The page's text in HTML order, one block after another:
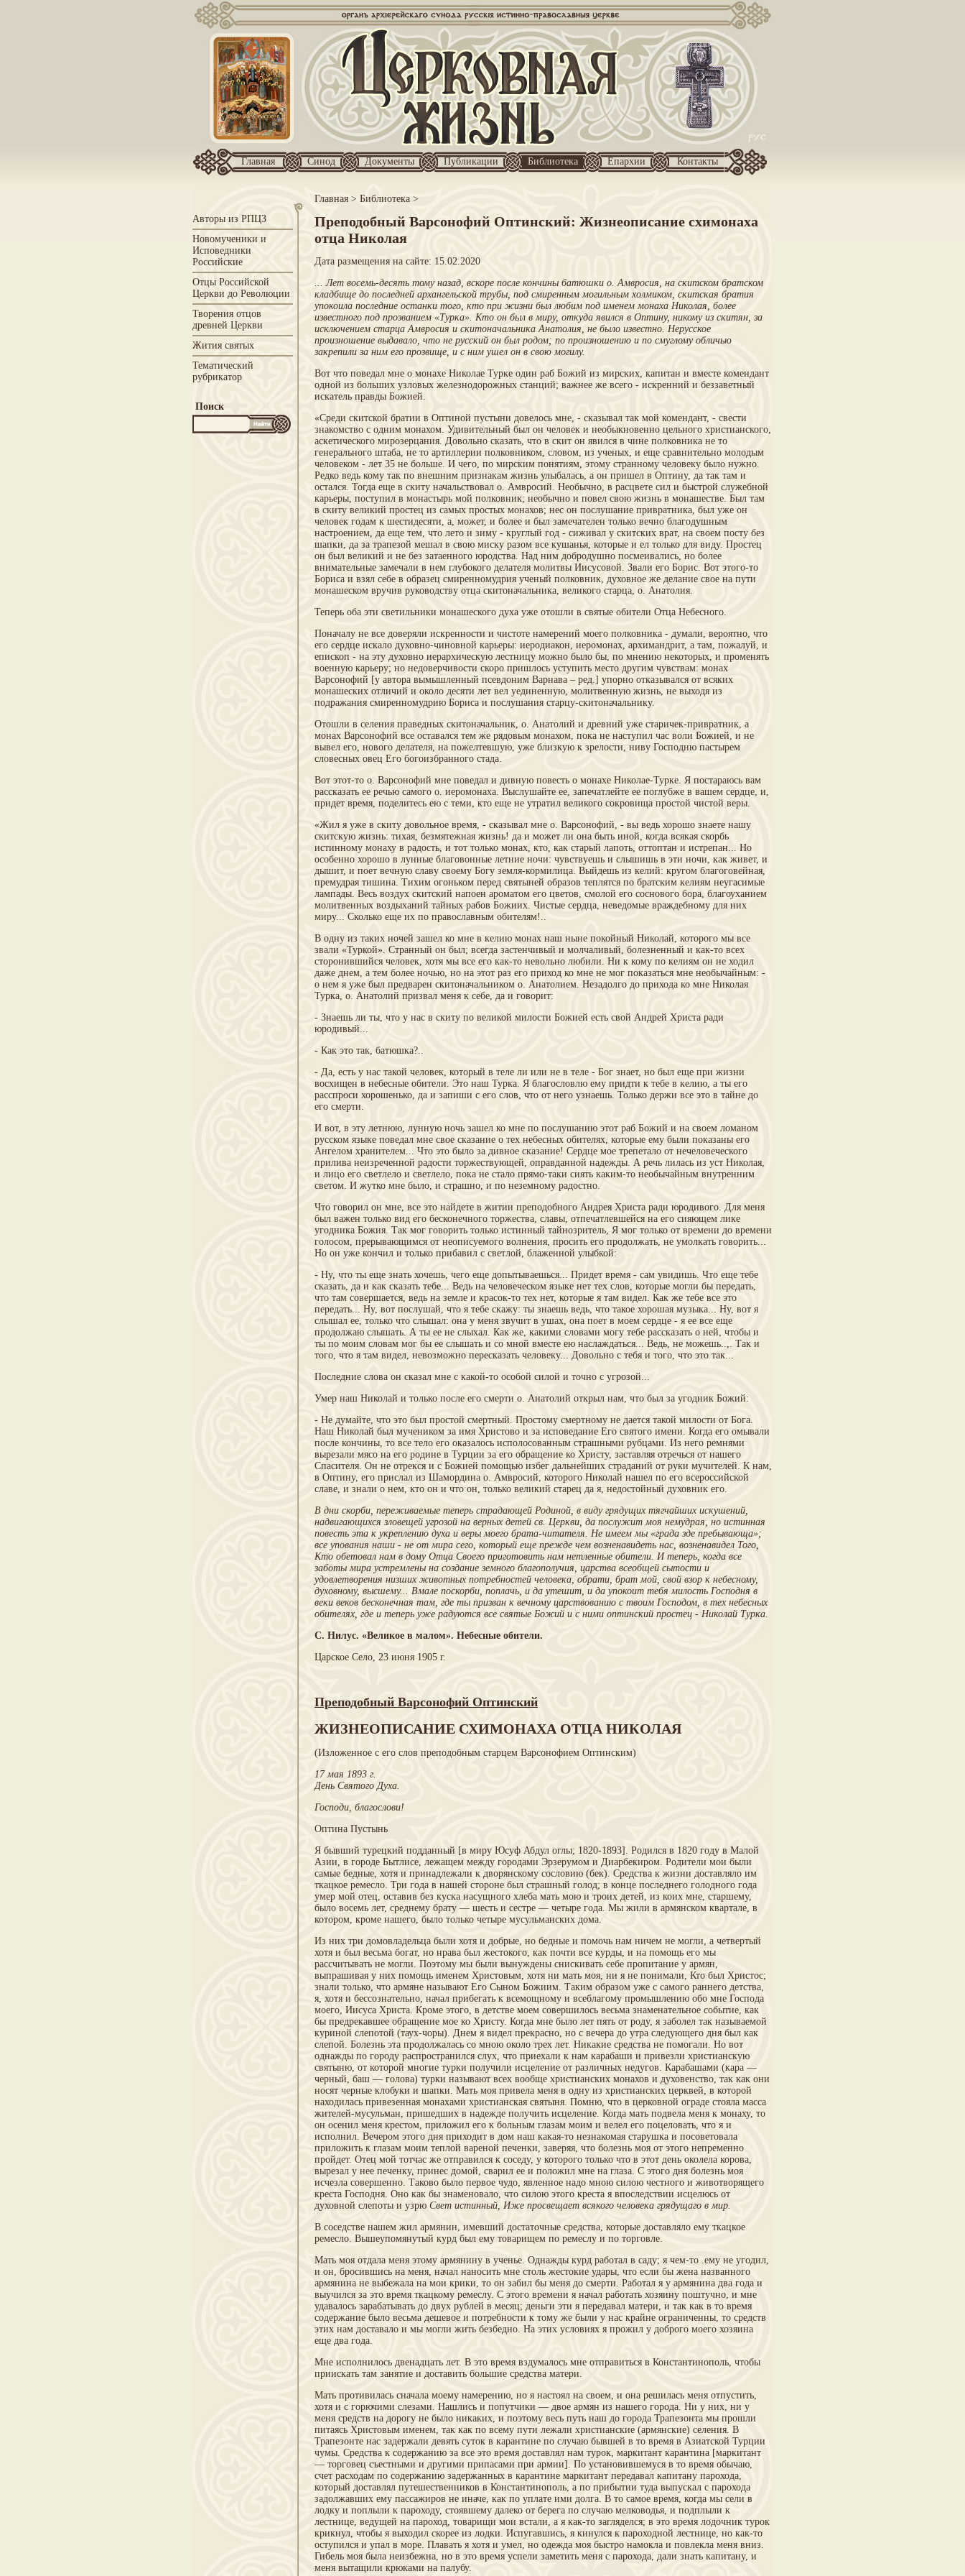
Главная Синод Документы Публикации Библиотека Епархии Контакты
Главная> Библиотека >
Авторы из РПЦЗ
Новомученики и
Исповедники
Российские
Отцы Российской
Церкви до Революции
Творения отцов
древней Церкви
Жития святых
Тематический
рубрикатор
Поиск
Преподобный Варсонофий Оптинский: Жизнеописание схимонаха
отца Николая
Дата размещения на сайте: 15.02.2020
... Лет восемь-десять тому назад, вскоре после кончины батюшки о. Амвросия, на скитском братском
кладбище до последней архангельской трубы, под смиренным могильным холмиком, скитская братия
упокоила последние останки того, кто при жизни был любим под именем монаха Николая, более
известного под прозванием «Турка». Кто он был в миру, откуда явился в Оптину, никому из скитян, за
исключением старца Амвросия и скитоначальника Анатолия, не было известно. Нерусское
произношение выдавало, что не русский он был родом; по произношению и по смуглому обличью
закрепили за ним его прозвище, и с ним ушел он в свою могилу.
Вот что поведал мне о монахе Николае Турке один раб Божий из мирских, капитан и вместе комендант
одной из больших узловых железнодорожных станций; важнее же всего - искренний и беззаветный
искатель правды Божией.
«Среди скитской братии в Оптиной пустыни довелось мне, - сказывал так мой комендант, - свести
знакомство с одним монахом. Удивительный был он человек и необыкновенно цельного христианского,
аскетического мирозерцания. Довольно сказать, что в скит он явился в чине полковника не то
генерального штаба, не то артиллерии полковником, словом, из ученых, и еще сравнительно молодым
человеком - лет 35 не больше. И чего, по мирским понятиям, этому странному человеку было нужно.
Редко ведь кому так по внешним признакам жизнь улыбалась, а он пришел в Оптину, да так там и
остался. Тогда еще в скиту начальствовал о. Амвросий. Необычно, в расцвете сил и быстрой служебной
карьеры, поступил в монастырь мой полковник; необычно и повел свою жизнь в монашестве. Был там
в скиту великий простец из самых простых монахов; нес он послушание привратника, был уже он
человек годам к шестидесяти, а, может, и более и был замечателен только вечно благодушным
настроением, да еще тем, что лето и зиму - круглый год - сиживал у скитских врат, на своем посту без
шапки, да за трапезой мешал в свою миску разом все кушанья, которые и ел только для виду. Простец
он был великий и не без затаенного юродства. Над ним добродушно посмеивались, но более
внимательные замечали в нем глубокого делателя молитвы Иисусовой. Звали его Борис. Вот этого-то
Бориса и взял себе в образец смиренномудрия ученый полковник, духовное же делание свое на пути
монашеском вручив руководству отца скитоначальника, великого старца, о. Анатолия.
Теперь оба эти светильники монашеского духа уже отошли в святые обители Отца Небесного.
Поначалу не все доверяли искренности и чистоте намерений моего полковника - думали, вероятно, что
его сердце искало духовно-чиновной карьеры: иеродиакон, иеромонах, архимандрит, а там, пожалуй, и
епископ - на эту духовно иерархическую лестницу можно было бы, по мнению некоторых, и променять
военную карьеру; но недоверчивости скоро пришлось уступить место другим чувствам: монах
Варсонофий [у автора вымышленный псевдоним Варнава – ред.] упорно отказывался от всяких
монашеских отличий и около десяти лет вел уединенную, молитвенную жизнь, не выходя из
подражания смиренномудрию Бориса и послушания старцу-скитоначальнику.
Отошли в селения праведных скитоначальник, о. Анатолий и древний уже старичек-привратник, а
монах Варсонофий все оставался тем же рядовым монахом, пока не наступил час воли Божией, и не
вывел его, нового делателя, на пожелтевшую, уже близкую к зрелости, ниву Господню пастырем
словесных овец Его богоизбранного стада.
Вот этот-то о. Варсонофий мне поведал и дивную повесть о монахе Николае-Турке. Я постараюсь вам
рассказать ее речью самого о. иеромонаха. Выслушайте ее, запечатлейте ее поглубже в вашем сердце, и,
придет время, поделитесь ею с теми, кто еще не утратил великого сокровища простой чистой веры.
«Жил я уже в скиту довольное время, - сказывал мне о. Варсонофий, - вы ведь хорошо знаете нашу
скитскую жизнь: тихая, безмятежная жизнь! да и может ли она быть иной, когда всякая скорбь
истинному монаху в радость, и тот только монах, кто, как старый лапоть, оттоптан и истрепан... Но
особенно хорошо в лунные благовонные летние ночи: чувствуешь и слышишь в эти ночи, как живет, и
дышит, и поет вечную славу своему Богу земля-кормилица. Выйдешь из келий: кругом благоговейная,
премудрая тишина. Тихим огоньком перед святыней образов теплятся по братским келиям неугасимые
лампады. Весь воздух скитский напоен ароматом его цветов, смолой его соснового бора, благоуханием
молитвенных воздыханий тайных рабов Божиих. Чистые сердца, неведомые враждебному для них
миру... Сколько еще их по православным обителям!..
В одну из таких ночей зашел ко мне в келию монах наш ныне покойный Николай, которого мы все
звали «Туркой». Странный он был; всегда застенчивый и молчаливый, болезненный и как-то всех
сторонившийся человек, хотя мы все его как-то невольно любили. Ни к кому по келиям он не ходил
даже днем, а тем более ночью, но на этот раз его приход ко мне не мог показаться мне необычайным: -
о нем я уже был предварен скитоначальником о. Анатолием. Незадолго до прихода ко мне Николая
Турка, о. Анатолий призвал меня к себе, да и говорит:
- Знаешь ли ты, что у нас в скиту по великой милости Божией есть свой Андрей Христа ради
юродивый...
- Как это так, батюшка?..
- Да, есть у нас такой человек, который в теле ли или не в теле - Бог знает, но был еще при жизни
восхищен в небесные обители. Это наш Турка. Я благословлю ему придти к тебе в келию, а ты его
расспроси хорошенько, да и запиши с его слов, что от него узнаешь. Только держи все это в тайне до
его смерти.
И вот, в эту летнюю, лунную ночь зашел ко мне по послушанию этот раб Божий и на своем ломаном
русском языке поведал мне свое сказание о тех небесных обителях, которые ему были показаны его
Ангелом хранителем... Что это было за дивное сказание! Сердце мое трепетало от нечеловеческого
прилива неизреченной радости торжествующей, оправданной надежды. А речь лилась из уст Николая,
и лицо его светлело и светлело, пока не стало прямо-таки сиять каким-то необычайным внутренним
светом. И жутко мне было, и страшно, и по неземному радостно.
Что говорил он мне, все это найдете в житии преподобного Андрея Христа ради юродивого. Для меня
был важен только вид его бесконечного торжества, славы, отпечатлевшейся на его сияющем лике
угодника Божия. Так мог говорить только истинный тайнозритель, Я мог только от времени до времени
голосом, прерывающимся от неописуемого волнения, просить его продолжать, не умолкать говорить...
Но он уже кончил и только прибавил с светлой, блаженной улыбкой:
- Ну, что ты еще знать хочешь, чего еще допытываешься... Придет время - сам увидишь. Что еще тебе
сказать, да и как сказать тебе... Ведь на человеческом языке нет тех слов, которые могли бы передать,
что там совершается, ведь на земле и красок-то тех нет, которые я там видел. Как же тебе все это
передать... Ну, вот послушай, что я тебе скажу: ты знаешь ведь, что такое хорошая музыка... Ну, вот я
слышал ее, только что слышал: она у меня звучит в ушах, она поет в моем сердце - я ее все еще
продолжаю слышать. А ты ее не слыхал. Как же, какими словами могу тебе рассказать о ней, чтобы и
ты по моим словам мог бы ее слышать и со мной вместе ею наслаждаться... Ведь, не можешь..,. Так и
того, что я там видел, невозможно пересказать человеку... Довольно с тебя и того, что это так...
Последние слова он сказал мне с какой-то особой силой и точно с угрозой...
Умер наш Николай и только после его смерти о. Анатолий открыл нам, что был за угодник Божий:
- Не думайте, что это был простой смертный. Простому смертному не дается такой милости от Бога.
Наш Николай был мучеником за имя Христово и за исповедание Его святого имени. Когда его омывали
после кончины, то все тело его оказалось исполосованным страшными рубцами. Из него ремнями
вырезали мясо на его родине в Турции за его обращение ко Христу, заставляя отречься от нашего
Спасителя. Он не отрекся и с Божией помощью избег дальнейших страданий от руки мучителей. К нам,
в Оптину, его прислал из Шамордина о. Амвросий, которого Николай нашел по его всероссийской
славе, и знали о нем, кто он и что он, только великий старец да я, недостойный духовник его.
В дни скорби, переживаемые теперь страдающей Родиной, в виду грядущих тягчайших искушений,
надвигающихся зловещей угрозой на верных детей св. Церкви, да послужит моя немудрая, но истинная
повесть эта к укреплению духа и веры моего брата-читателя. Не имеем мы «града зде пребывающа»;
все упования наши - не от мира сего, который еще прежде чем возненавидеть нас, возненавидел Того,
Кто обетовал нам в дому Отца Своего приготовить нам нетленные обители. И теперь, когда все
заботы мира устремлены на создание земного благополучия, царства всеобщей сытости и
удовлетворения низших животных потребностей человека, обрати, брат мой, свой взор к небесному,
духовному, высшему... Вмале поскорби, поплачь, и да утешит, и да упокоит тебя милость Господня в
веки веков бесконечная там, где ты призван к вечному царствованию с твоим Господом, в тех небесных
обителях, где и теперь уже радуются все святые Божий и с ними оптинский простец - Николай Турка.
С. Нилус. «Великое в малом». Небесные обители.
Царское Село, 23 июня 1905 г.
Преподобный Варсонофий Оптинский
ЖИЗНЕОПИСАНИЕ СХИМОНАХА ОТЦА НИКОЛАЯ
(Изложенное с его слов преподобным старцем Варсонофием Оптинским)
17 мая 1893 г.
День Святого Духа.
Господи, благослови!
Оптина Пустынь
Я бывший турецкий подданный [в миру Юсуф Абдул оглы; 1820-1893]. Родился в 1820 году в Малой
Азии, в городе Бытлисе, лежащем между городами Эрзерумом и Диарбекиром. Родители мои были
самые бедные, хотя и принадлежали к дворянскому сословию (бек). Средства к жизни доставляло им
ткацкое ремесло. Три года в нашей стороне был страшный голод; в конце последнего голодного года
умер мой отец, оставив без куска насущного хлеба мать мою и троих детей, из коих мне, старшему,
было восемь лет, среднему брату — шесть и сестре — четыре года. Мы жили в армянском квартале, в
котором, кроме нашего, было только четыре мусульманских дома.
Из них три домовладельца были хотя и добрые, но бедные и помочь нам ничем не могли, а четвертый
хотя и был весьма богат, но нрава был жестокого, как почти все курды, и на помощь его мы
рассчитывать не могли. Поэтому мы были вынуждены снискивать себе пропитание у армян,
выпрашивая у них помощь именем Христовым, хотя ни мать моя, ни я не понимали, Кто был Христос;
знали только, что армяне называют Его Сыном Божиим. Таким образом уже с самого раннего детства,
я, хотя и бессознательно, начал прибегать к всемощному и всеблагому промышлению обо мне Господа
моего, Иисуса Христа. Кроме этого, в детстве моем совершилось весьма знаменательное событие, как
бы предрекавшее обращение мое ко Христу. Когда мне было лет пять от роду, я заболел так называемой
куриной слепотой (таух-чоры). Днем я видел прекрасно, но с вечера до утра следующего дня был как
слепой. Болезнь эта продолжалась со мною около трех лет. Никакие средства не помогали. Но вот
однажды по городу распространился слух, что приехали к нам карабаши и привезли христианскую
святыню, от которой многие турки получили исцеление от различных недугов. Карабашами (кара —
черный, баш — голова) турки называют всех вообще христианских монахов и духовенство, так как они
носят черные клобуки и шапки. Мать моя привела меня в одну из христианских церквей, в которой
находилась привезенная монахами христианская святыня. Помню, что в церковной ограде стояла масса
жителей-мусульман, пришедших в надежде получить исцеление. Когда мать подвела меня к монаху, то
он осенил меня крестом, приложил его к больным глазам моим и велел его поцеловать, что я и
исполнил. Вечером этого дня приходит в дом наш какая-то незнакомая старушка и посоветовала
приложить к глазам моим теплой вареной печенки, заверяя, что болезнь моя от этого непременно
пройдет. Отец мой тотчас же отправился к соседу, у которого только что в этот день околела корова,
вырезал у нее печенку, принес домой, сварил ее и положил мне на глаза. С этого дня болезнь моя
исчезла совершенно. Таково было первое чудо, явленное надо мною силою честного и животворящего
креста Господня. Оно как бы знаменовало, что силою этого креста я впоследствии исцелюсь от
духовной слепоты и узрю Свет истинный, Иже просвещает всякого человека грядущаго в мир.
В соседстве нашем жил армянин, имевший достаточные средства, которые доставляло ему ткацкое
ремесло. Вышеупомянутый курд был ему товарищем по ремеслу и по торговле.
Мать моя отдала меня этому армянину в ученье. Однажды курд работал в саду; я чем-то .ему не угодил,
и он, бросившись на меня, начал наносить мне столь жестокие удары, что если бы жена названного
армянина не выбежала на мои крики, то он забил бы меня до смерти. Работал я у армянина два года и
выучился за это время ткацкому ремеслу. С этого времени я начал работать хозяину поштучно, и мне
удавалось зарабатывать до двух рублей в месяц; деньги эти я передавал матери, и так как в то время
содержание было весьма дешевое и потребности к тому же были у нас крайне ограниченны, то средств
этих нам доставало и мы могли жить безбедно. На этих условиях я прожил у доброго моего хозяина
еще два года.
Мне исполнилось двенадцать лет. В это время вздумалось мне отправиться в Константинополь, чтобы
приискать там занятие и доставить большие средства матери.
Мать противилась сначала моему намерению, но я настоял на своем, и она решилась меня отпустить,
хотя и с горючими слезами. Нашлись и попутчики — двое армян из нашего города. Ни у них, ни у
меня средств на дорогу не было никаких, и поэтому весь путь наш до города Трапезонта мы прошли
питаясь Христовым именем, так как по всему пути лежали христианские (армянские) селения. В
Трапезонте нас задержали девять суток в карантине по случаю бывшей в то время в Азиатской Турции
чумы. Средства к содержанию за все это время доставлял нам турок, маркитант карантина [маркитант
— торговец съестными и другими припасами при армии]. По установившемуся в то время обычаю,
счет расходам по содержанию задержанных в карантине маркитант передавал капитану парохода,
который доставлял путешественников в Константинополь, а по прибытии туда выпускал с парохода
задолжавших ему пассажиров не иначе, как по уплате ими долга. В то самое время, когда мы сели в
лодку и поплыли к пароходу, стоявшему далеко от берега по случаю мелководья, и подплыли к
лестнице, ведущей на пароход, товарищи мои встали, а я как-то загляделся; в это время лодочник турок
крикнул, чтобы я выходил скорее из лодки. Испугавшись, я кинулся к пароходной лестнице, но как-то
оступился и упал в море. Плавать я хотя и умел, но одежда моя быстро намокла и повлекла меня вниз.
Гибель моя была неизбежна, но в это время успели заметить меня с парохода, дали знать капитану, и
меня вытащили крюками на палубу.